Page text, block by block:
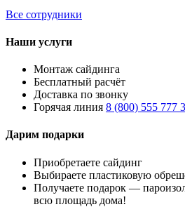
Все сотрудники
Наши услуги
Монтаж сайдинга
Бесплатный расчёт
Доставка по звонку
Горячая линия 8 (800) 555 777
Дарим подарки
Приобретаете сайдинг
Выбираете пластиковую
Получаете подарок —
всю площадь дома!